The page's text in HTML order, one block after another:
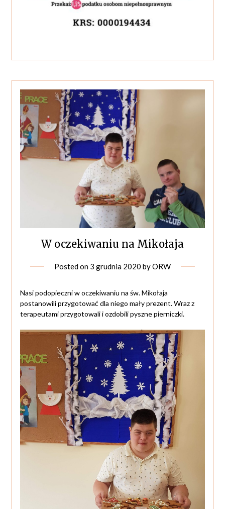
W oczekiwaniu na Mikołaja
Posted on 3 grudnia 2020 byORW
Nasi podopieczni w oczekiwaniu na św. Mikołaja
postanowili przygotować dla niego mały prezent. Wraz z
terapeutami przygotowali i ozdobili pyszne pierniczki.